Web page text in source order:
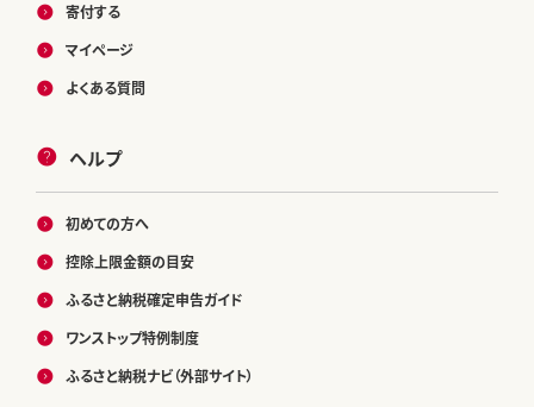
寄付する
マイページ
よくある質問
ヘルプ
初めての方へ
控除上限金額の目安
ふるさと納税確定申告ガイド
ワンストップ特例制度
ふるさと納税ナビ（外部サイト）